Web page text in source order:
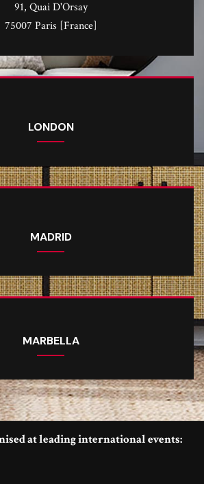
91, Quai D'Orsay
75007 Paris [France]
LONDON
MADRID
MARBELLA
at leading international events: